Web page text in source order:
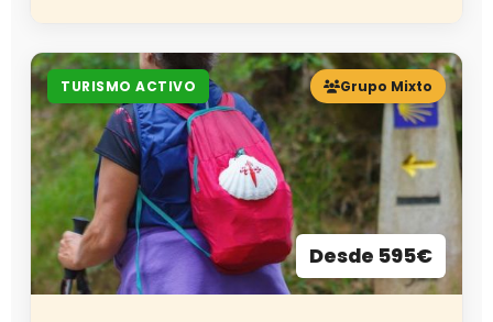
TURISMO ACTIVO Grupo Mixto
Desde 595€